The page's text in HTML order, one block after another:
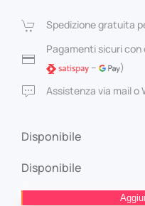
era:
4,00 €.
Spedizione gratuita
Pagamenti sicuri
–
)
Assistenza via mail o
Disponibile
Disponibile